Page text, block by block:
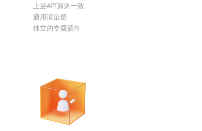
上层API原则一致
通用渲染层
独立的专属插件